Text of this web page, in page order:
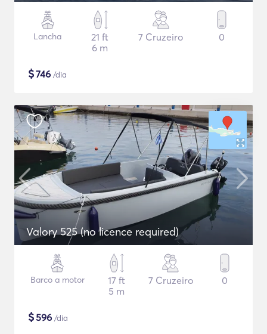
Lancha
21 ft
6 m
7 Cruzeiro 0
$746 /dia
Valory 525 (no licence required)
Barco a motor
17 ft
5 m
7 Cruzeiro 0
$596 /dia